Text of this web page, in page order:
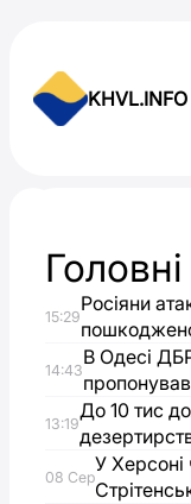
KHVL.INFO
впав
прямо
на
15:29
Росіяни
14:43
В Одесі
13:19
До 10 тис
08 Сер
У Херсоні